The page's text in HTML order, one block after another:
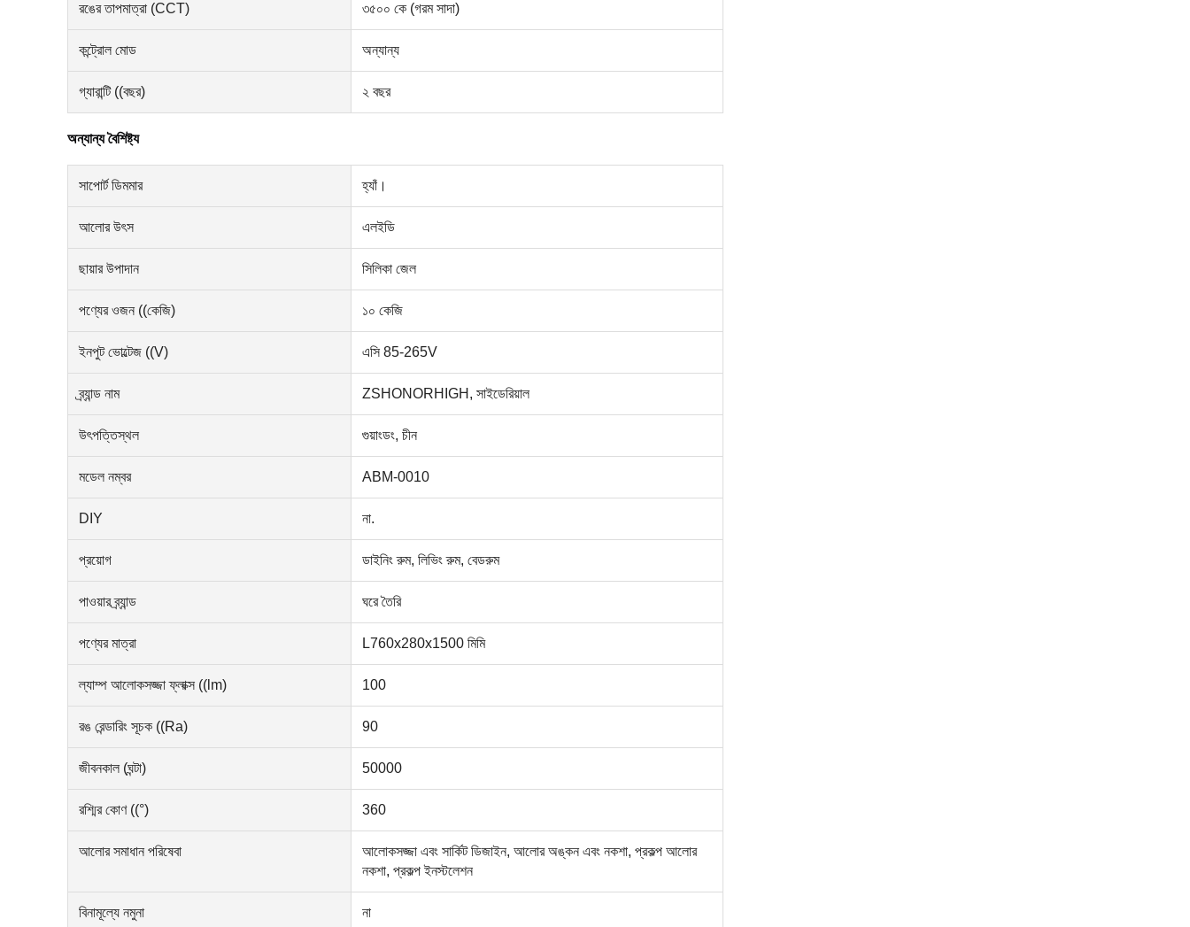
রঙের তাপমাত্রা (CCT) ৩৫০০ কে (গরম সাদা)
কন্ট্রোল মোড অন্যান্য
গ্যারান্টি ((বছর) ২ বছর
অন্যান্য বৈশিষ্ট্য
সাপোর্ট ডিমমার হ্যাঁ।
আলোর উৎস এলইডি
ছায়ার উপাদান সিলিকা জেল
পণ্যের ওজন ((কেজি) ১০ কেজি
ইনপুট ভোল্টেজ ((V) এসি 85-265V
ব্র্যান্ড নাম ZSHONORHIGH, সাইডেরিয়াল
উৎপত্তিস্থল গুয়াংডং, চীন
মডেল নম্বর ABM-0010
DIY না.
প্রয়োগ ডাইনিং রুম, লিভিং রুম, বেডরুম
পাওয়ার ব্র্যান্ড ঘরে তৈরি
পণ্যের মাত্রা L760x280x1500 মিমি
ল্যাম্প আলোকসজ্জা ফ্লাক্স ((lm) 100
রঙ রেন্ডারিং সূচক ((Ra) 90
জীবনকাল (ঘন্টা) 50000
রশ্মির কোণ ((°) 360
আলোর সমাধান পরিষেবা
আলোকসজ্জা এবং সার্কিট ডিজাইন, আলোর অঙ্কন এবং নকশা, প্রকল্প আলোর
নকশা, প্রকল্প ইনস্টলেশন
বিনামূল্যে নমুনা না